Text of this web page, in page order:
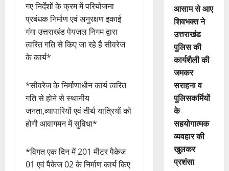
गए निर्देशों के क्रम में परियोजना
प्रबंधक निर्माण एवं अनुरक्षण इकाई
गंगा उत्तराखंड पेयजल निगम द्वारा
त्वरित गति से किए जा रहे है सीवरेज
के कार्य*
*सीवरेज के निर्माणाधीन कार्य त्वरित
गति से होने से स्थानीय
जनता,व्यापारियों एवं तीर्थ यात्रियों को
होगी आवागमन में सुविधा*
*विगत एक दिन में 201 मीटर पैकेज
01 एवं पैकेज 02 के निर्माण कार्य किए
आसाम से आए
शिवभक्त ने
उत्तराखंड
पुलिस की
कार्यशैली की
जमकर
सराहना व
पुलिसकर्मियों
के
सहयोगात्मक
व्यवहार की
खुलकर
प्रशंसा